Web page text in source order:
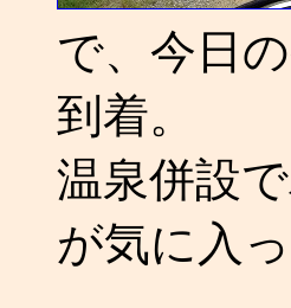
で、今日
到着。
温泉併設
が気に入